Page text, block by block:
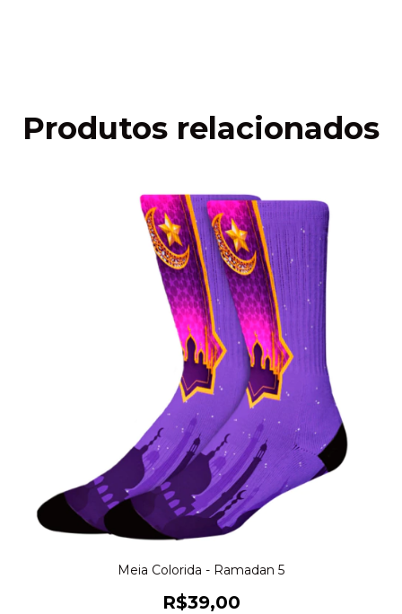
Produtos relacionados
Meia Colorida - Ramadan 5
R$39,00